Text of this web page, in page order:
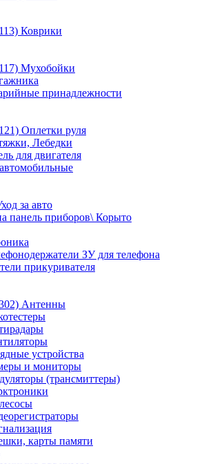
Коврики
Мухобойки
принадлежности
Оплетки руля
Лебедки
для двигателя
за авто
панель приборов\ Корыто
ЗУ для телефона
прикуривателя
Антенны
устройства
и мониторы
(трансмиттеры)
карты памяти